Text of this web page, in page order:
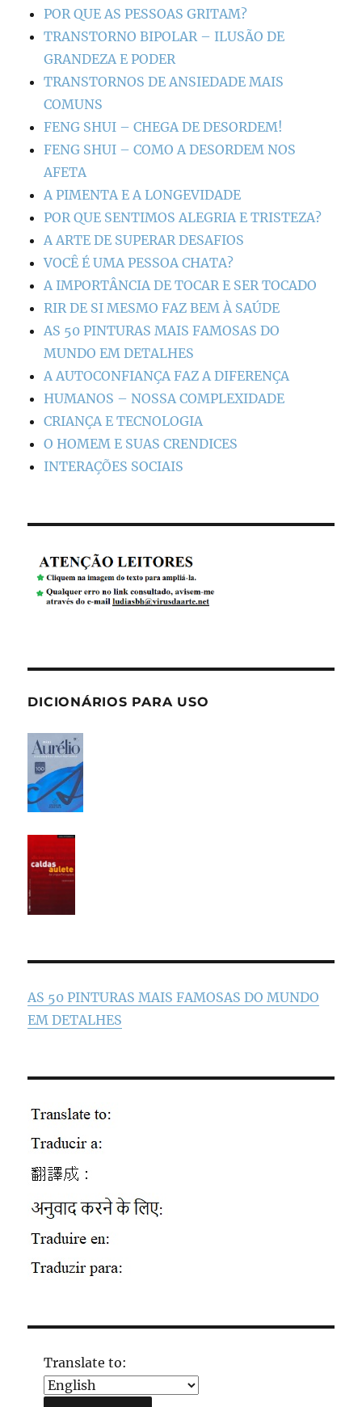
POR QUE AS PESSOAS GRITAM?
TRANSTORNO BIPOLAR – ILUSÃO DE
GRANDEZA E PODER
TRANSTORNOS DE ANSIEDADE MAIS
COMUNS
FENG SHUI – CHEGA DE DESORDEM!
FENG SHUI – COMO A DESORDEM NOS
AFETA
A PIMENTA E A LONGEVIDADE
POR QUE SENTIMOS ALEGRIA E TRISTEZA?
A ARTE DE SUPERAR DESAFIOS
VOCÊ É UMA PESSOA CHATA?
A IMPORTÂNCIA DE TOCAR E SER TOCADO
RIR DE SI MESMO FAZ BEM À SAÚDE
AS 50 PINTURAS MAIS FAMOSAS DO
MUNDO EM DETALHES
A AUTOCONFIANÇA FAZ A DIFERENÇA
HUMANOS – NOSSA COMPLEXIDADE
CRIANÇA E TECNOLOGIA
O HOMEM E SUAS CRENDICES
INTERAÇÕES SOCIAIS
DICIONÁRIOS PARA USO
AS 50 PINTURAS MAIS FAMOSAS DO MUNDO
EM DETALHES
Translate to: